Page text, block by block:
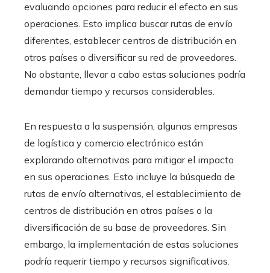
evaluando opciones para reducir el efecto en sus
operaciones. Esto implica buscar rutas de envío
diferentes, establecer centros de distribución en
otros países o diversificar su red de proveedores.
No obstante, llevar a cabo estas soluciones podría
demandar tiempo y recursos considerables.
En respuesta a la suspensión, algunas empresas
de logística y comercio electrónico están
explorando alternativas para mitigar el impacto
en sus operaciones. Esto incluye la búsqueda de
rutas de envío alternativas, el establecimiento de
centros de distribución en otros países o la
diversificación de su base de proveedores. Sin
embargo, la implementación de estas soluciones
podría requerir tiempo y recursos significativos.